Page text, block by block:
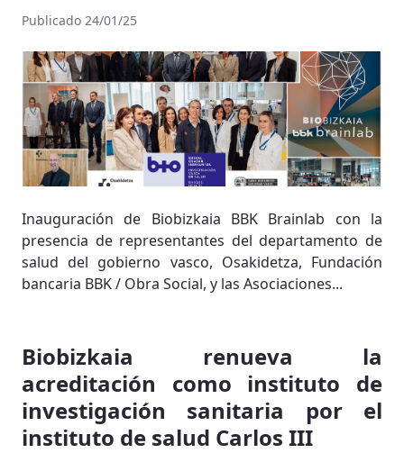
Publicado 24/01/25
Inauguración de Biobizkaia BBK Brainlab con la
presencia de representantes del departamento de
salud del gobierno vasco, Osakidetza, Fundación
bancaria BBK / Obra Social, y las Asociaciones...
Biobizkaia renueva la
acreditación como instituto de
investigación sanitaria por el
instituto de salud Carlos III